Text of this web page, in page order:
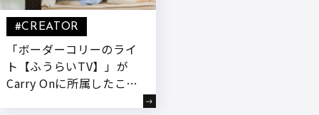
「ボーダーコリーのライ
ト【ふうらいTV】」が
Carry Onに所属したこと
#CREATOR